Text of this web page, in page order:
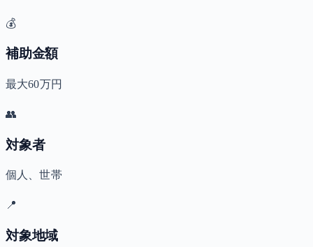
💰
補助金額
最大60万円
👥
対象者
個人、世帯
📍
対象地域